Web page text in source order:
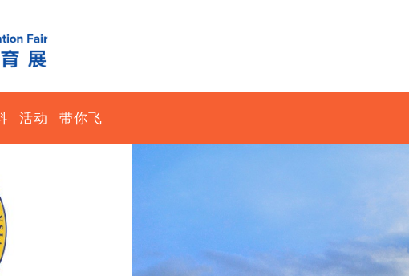
活动 带你飞